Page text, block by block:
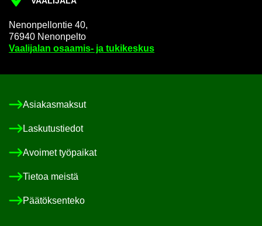
Ne­non­pel­lon­tie 40,
76940 Ne­non­pel­to
Vaa­li­ja­lan osaamis-​ ja tu­ki­kes­kus
Asia­kas­mak­sut
Las­ku­tus­tie­dot
Avoi­met työ­pai­kat
Tie­toa meis­tä
Pää­tök­sen­te­ko